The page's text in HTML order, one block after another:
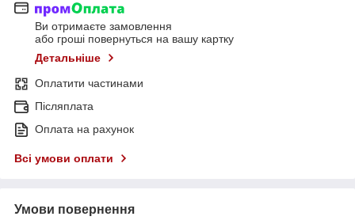
Ви отримаєте замовлення
або гроші повернуться на вашу картку
Детальніше
Оплатити частинами
Післяплата
Оплата на рахунок
Всі умови оплати
Умови повернення